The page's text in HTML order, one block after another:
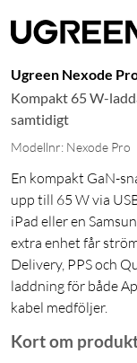
Ugreen Nexode
Kompakt 65 W-
samtidigt
Modellnr: Nexode Pro
En kompakt GaN-
upp till 65 W via
iPad eller en
extra enhet får
Delivery, PPS och
laddning för både
kabel medföljer.
Kort om